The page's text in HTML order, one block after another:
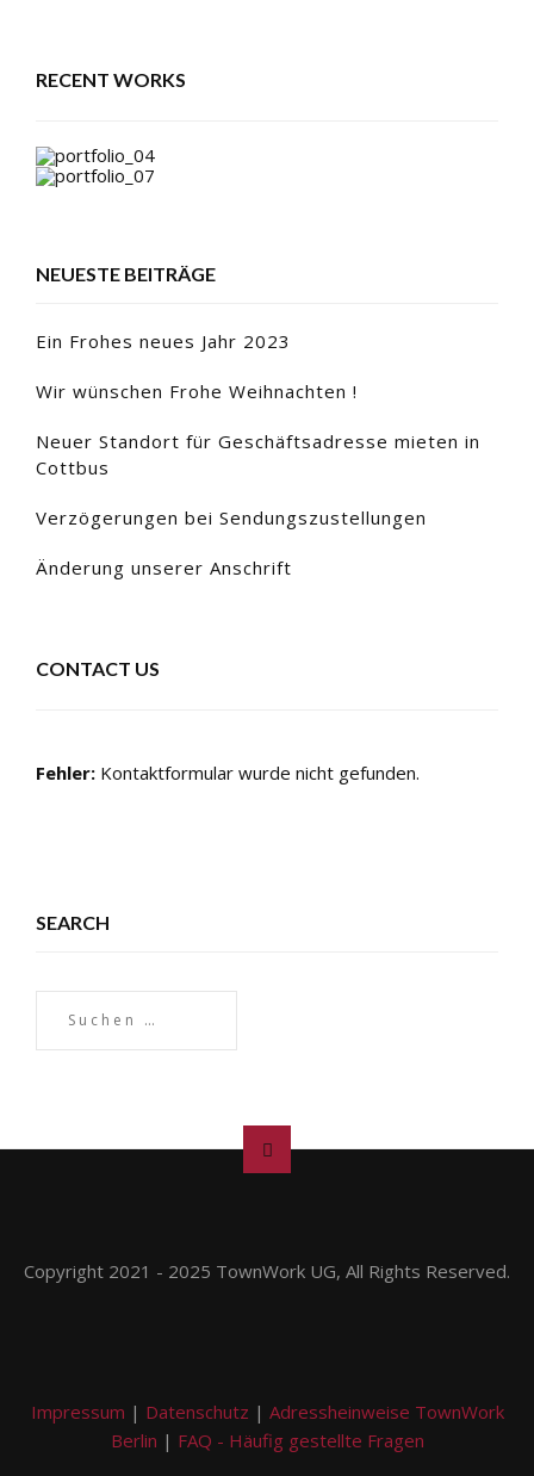
RECENT WORKS
NEUESTE BEITRÄGE
Ein Frohes neues Jahr 2023
Wir wünschen Frohe Weihnachten !
Neuer Standort für Geschäftsadresse mieten in
Cottbus
Verzögerungen bei Sendungszustellungen
Änderung unserer Anschrift
CONTACT US
Fehler: Kontaktformular wurde nicht gefunden.
SEARCH
Copyright 2021 - 2025 TownWork UG, All Rights Reserved.
Impressum | Datenschutz | Adressheinweise TownWork
Berlin | FAQ - Häufig gestellte Fragen